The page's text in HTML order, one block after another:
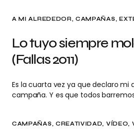
A MI ALREDEDOR CAMPAÑAS
Lo tuyo siempre
(Fallas 2011)
Es la cuarta vez ya que declaro mi
campaña. Y es que todos
CAMPAÑAS CREATIVIDAD VÍDEO